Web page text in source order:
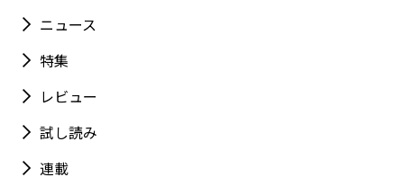
ニュース
特集
レビュー
試し読み
連載